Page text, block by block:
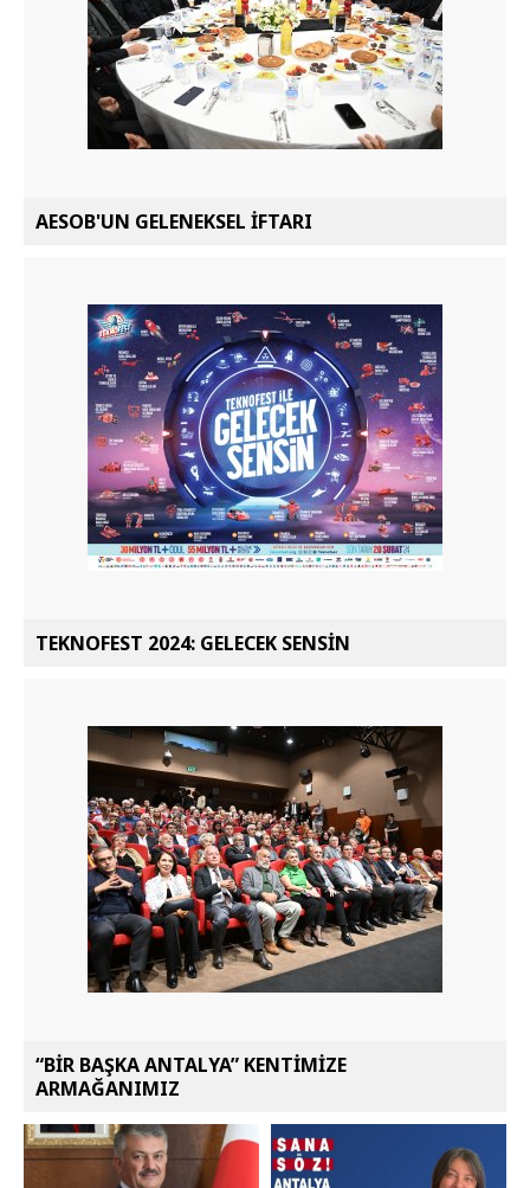
AESOB'UN GELENEKSEL İFTARI
TEKNOFEST 2024: GELECEK SENSİN
“BİR BAŞKA ANTALYA” KENTİMİZE
ARMAĞANIMIZ